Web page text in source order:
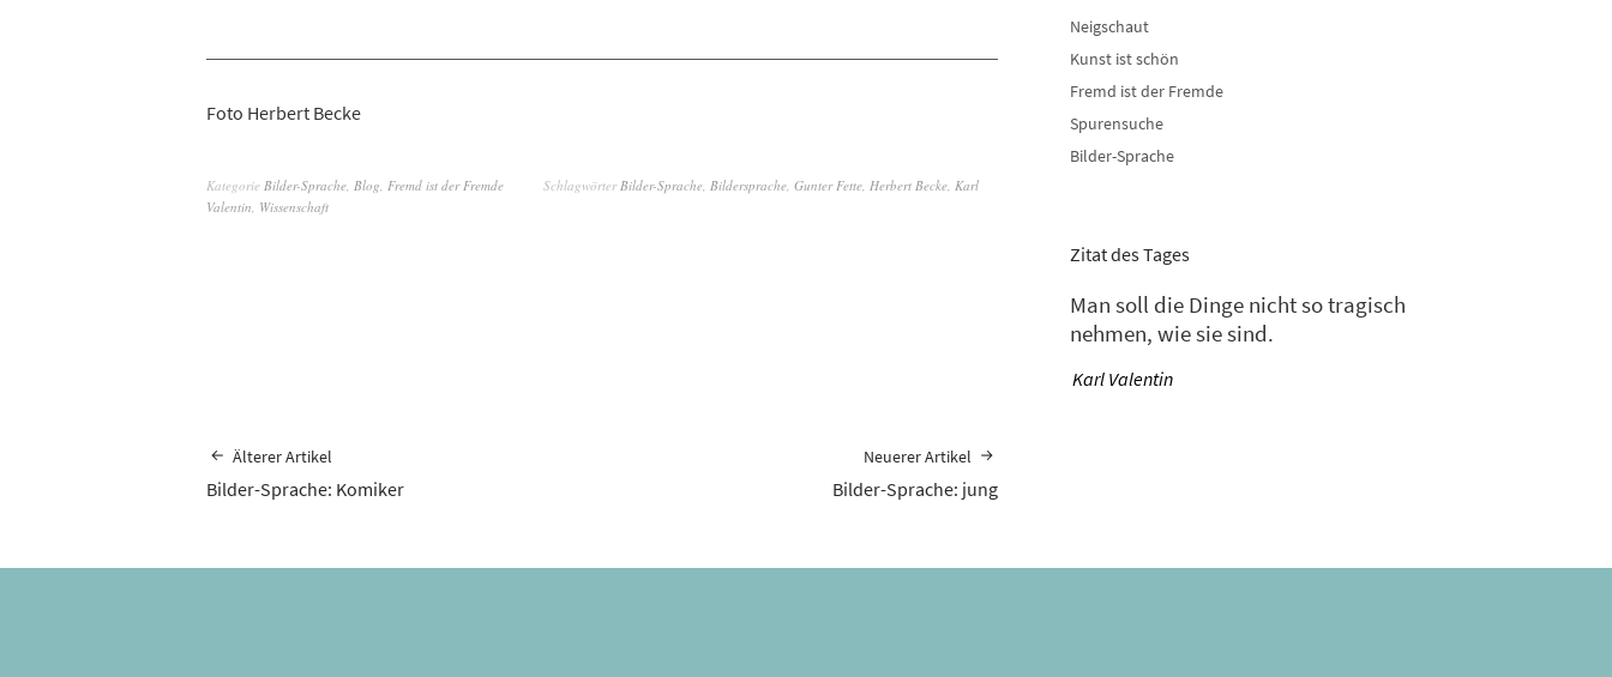
Foto Herbert Becke
Kategorie Bilder-Sprache, Blog, Fremd ist der Fremde SchlagwörterBilder-Sprache, Bildersprache, Gunter Fette, Herbert Becke, Karl
Valentin, Wissenschaft
Älterer Artikel
Bilder-Sprache: Komiker
Neuerer Artikel
Bilder-Sprache: jung
Neigschaut
Kunst ist schön
Fremd ist der Fremde
Spurensuche
Bilder-Sprache
Zitat des Tages
Man soll die Dinge nicht so tragisch
nehmen, wie sie sind.
—
Karl Valentin